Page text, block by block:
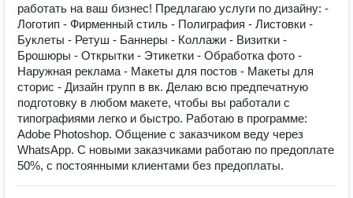
работать на ваш бизнес! Предлагаю услуги по дизайну: -
Логотип - Фирменный стиль - Полиграфия - Листовки -
Буклеты - Ретуш - Баннеры - Коллажи - Визитки -
Брошюры - Открытки - Этикетки - Обработка фото -
Наружная реклама - Макеты для постов - Макеты для
сторис - Дизайн групп в вк. Делаю всю предпечатную
подготовку в любом макете, чтобы вы работали с
типографиями легко и быстро. Работаю в программе:
Adobe Photoshop. Общение с заказчиком веду через
WhatsApp. С новыми заказчиками работаю по предоплате
50%, с постоянными клиентами без предоплаты.